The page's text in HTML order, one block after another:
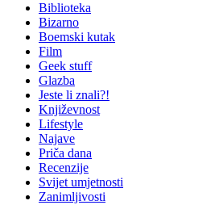
Biblioteka
Bizarno
Boemski kutak
Film
Geek stuff
Glazba
Jeste li znali?!
Književnost
Lifestyle
Najave
Priča dana
Recenzije
Svijet umjetnosti
Zanimljivosti